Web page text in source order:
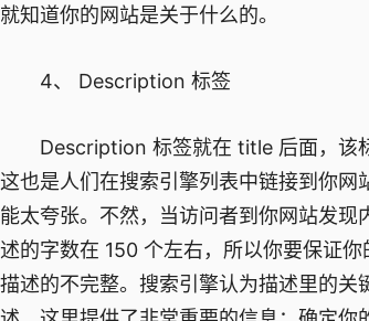
就知道你的网站是关于什么的。
4、 Description 标签
Description 标签就在 title 后面，该标
这也是人们在搜索引擎列表中链接到你
能太夸张。不然，当访问者到你网站发
述的字数在 150 个左右，所以你要保证
描述的不完整。搜索引擎认为描述里的